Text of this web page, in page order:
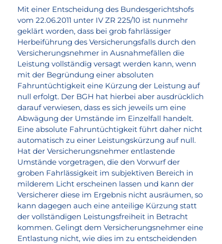
Mit einer Entscheidung des Bundesgerichtshofs
vom 22.06.2011 unter IV ZR 225/10 ist nunmehr
geklärt worden, dass bei grob fahrlässiger
Herbeiführung des Versicherungsfalls durch den
Versicherungsnehmer in Ausnahmefällen die
Leistung vollständig versagt werden kann, wenn
mit der Begründung einer absoluten
Fahruntüchtigkeit eine Kürzung der Leistung auf
null erfolgt. Der BGH hat hierbei aber ausdrücklich
darauf verwiesen, dass es sich jeweils um eine
Abwägung der Umstände im Einzelfall handelt.
Eine absolute Fahruntüchtigkeit führt daher nicht
automatisch zu einer Leistungskürzung auf null.
Hat der Versicherungsnehmer entlastende
Umstände vorgetragen, die den Vorwurf der
groben Fahrlässigkeit im subjektiven Bereich in
milderem Licht erscheinen lassen und kann der
Versicherer diese im Ergebnis nicht ausräumen, so
kann dagegen auch eine anteilige Kürzung statt
der vollständigen Leistungsfreiheit in Betracht
kommen. Gelingt dem Versicherungsnehmer eine
Entlastung nicht, wie dies im zu entscheidenden